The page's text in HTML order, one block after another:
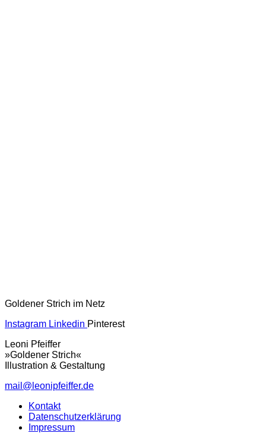
Goldener Strich im Netz
Instagram Linkedin Pinterest
Leoni Pfeiffer
»Goldener Strich«
Illustration & Gestaltung
mail@leonipfeiffer.de
Kontakt
Datenschutzerklärung
Impressum